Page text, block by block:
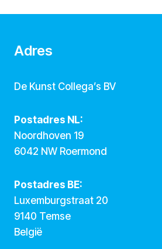
Adres
De Kunst Collega’s BV
Postadres NL:
Noordhoven 19
6042 NW Roermond
Postadres BE:
Luxemburgstraat 20
9140 Temse
België